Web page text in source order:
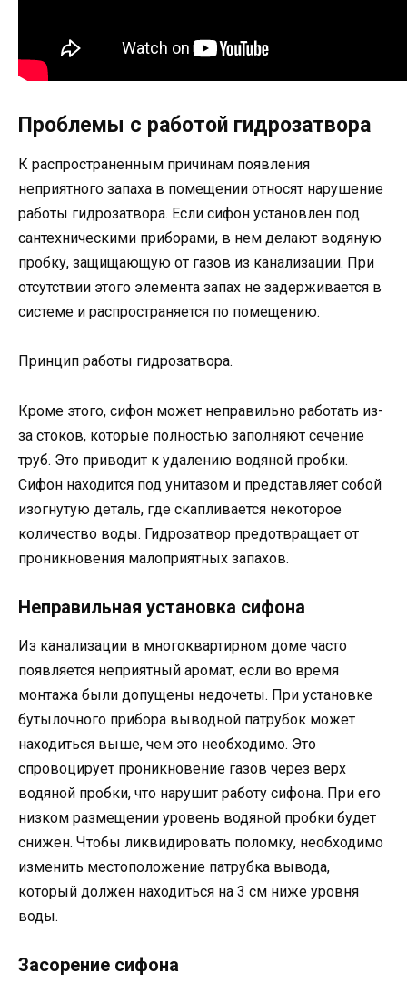
Проблемы с работой гидрозатвора
К распространенным причинам появления
неприятного запаха в помещении относят нарушение
работы гидрозатвора. Если сифон установлен под
сантехническими приборами, в нем делают водяную
пробку, защищающую от газов из канализации. При
отсутствии этого элемента запах не задерживается в
системе и распространяется по помещению.
Принцип работы гидрозатвора.
Кроме этого, сифон может неправильно работать из-
за стоков, которые полностью заполняют сечение
труб. Это приводит к удалению водяной пробки.
Сифон находится под унитазом и представляет собой
изогнутую деталь, где скапливается некоторое
количество воды. Гидрозатвор предотвращает от
проникновения малоприятных запахов.
Неправильная установка сифона
Из канализации в многоквартирном доме часто
появляется неприятный аромат, если во время
монтажа были допущены недочеты. При установке
бутылочного прибора выводной патрубок может
находиться выше, чем это необходимо. Это
спровоцирует проникновение газов через верх
водяной пробки, что нарушит работу сифона. При его
низком размещении уровень водяной пробки будет
снижен. Чтобы ликвидировать поломку, необходимо
изменить местоположение патрубка вывода,
который должен находиться на 3 см ниже уровня
воды.
Засорение сифона